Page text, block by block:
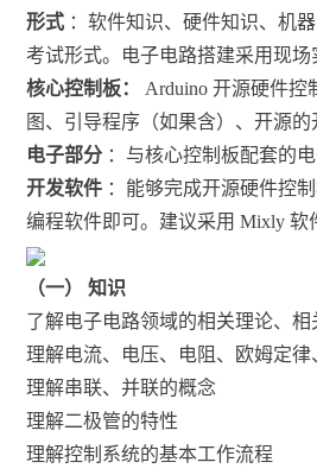
形式 ：软件知识、硬件知识、机
考试形式。电子电路搭建采用现场
核心控制板：
Arduino 开源硬件控
图、引导程序（如果含）、开源的
电子部分 ：与核心控制板配套的
开发软件 ：能够完成开源硬件控
编程软件即可。建议采用 Mixly 软
（一） 知识
了解电子电路领域的相关理论、
理解电流、电压、电阻、欧姆定
理解串联、并联的概念
理解二极管的特性
理解控制系统的基本工作流程